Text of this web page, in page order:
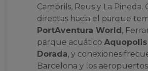
Cambrils, Reus y La Pineda.
directas hacia el parque
PortAventura World,
parque acuático Aquopolis
Dorada, y conexiones
Barcelona y los